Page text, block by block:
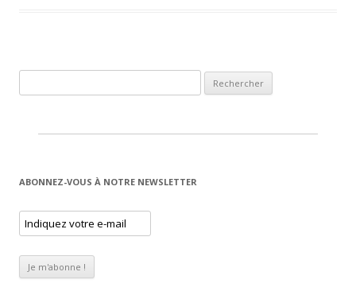
ABONNEZ-VOUS À NOTRE NEWSLETTER